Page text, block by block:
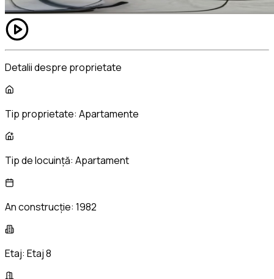
Detalii despre proprietate
Tip proprietate: Apartamente
Tip de locuință: Apartament
An construcție: 1982
Etaj: Etaj 8